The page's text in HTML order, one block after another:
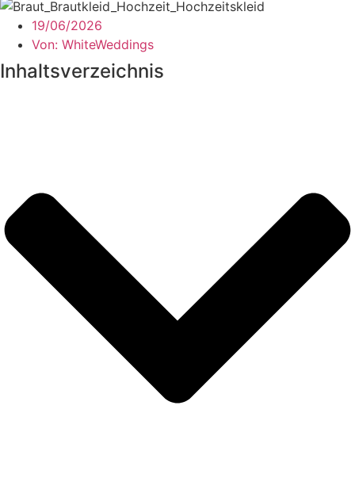
19/06/2026
Von: WhiteWeddings
Inhaltsverzeichnis